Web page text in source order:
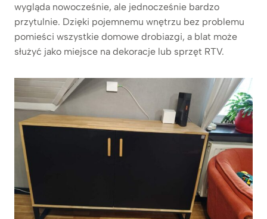
wygląda nowocześnie, ale jednocześnie bardzo
przytulnie. Dzięki pojemnemu wnętrzu bez problemu
pomieści wszystkie domowe drobiazgi, a blat może
służyć jako miejsce na dekoracje lub sprzęt RTV.